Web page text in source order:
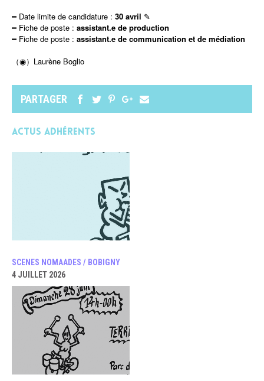
━ Date limite de candidature : 30 avril ✎
━ Fiche de poste : assistant.e de production
━ Fiche de poste : assistant.e de communication et de médiation
（◉）Laurène Boglio
PARTAGER
Actus adhérents
SCENES NOMAADES / BOBIGNY
4 JUILLET 2026